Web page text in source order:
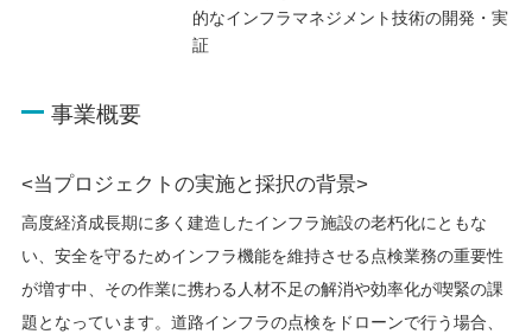
的なインフラマネジメント技術の開発・実
証
事業概要
<当プロジェクトの実施と採択の背景>
高度経済成長期に多く建造したインフラ施設の老朽化にともな
い、安全を守るためインフラ機能を維持させる点検業務の重要性
が増す中、その作業に携わる人材不足の解消や効率化が喫緊の課
題となっています。道路インフラの点検をドローンで行う場合、